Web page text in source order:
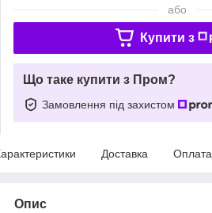
або
Купити з
Що таке купити з Пром?
Замовлення під захистом
Доставка Оплата
Опис